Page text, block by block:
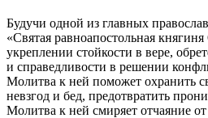
Будучи одной из главных
«Святая равноапостольная
укреплении стойкости в вере,
и справедливости в решении
Молитва к ней поможет охранить
невзгод и бед, предотвратить
Молитва к ней смиряет отчаяние